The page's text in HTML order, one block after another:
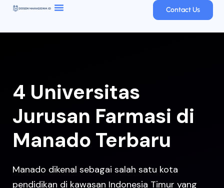
Contact Us
4 Universitas
Jurusan Farmasi di
Manado Terbaru
Manado dikenal sebagai salah satu kota
pendidikan di kawasan Indonesia Timur yang